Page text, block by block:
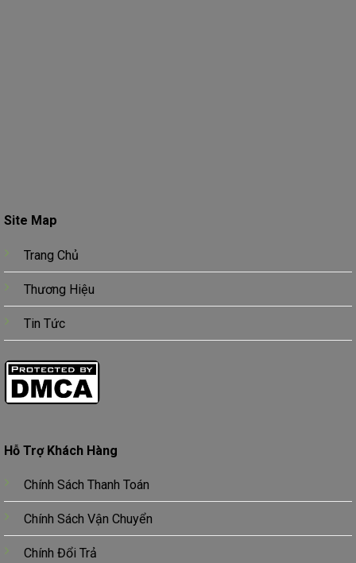
Site Map
Trang Chủ
Thương Hiệu
Tin Tức
Hỗ Trợ Khách Hàng
Chính Sách Thanh Toán
Chính Sách Vận Chuyển
Chính Đổi Trả